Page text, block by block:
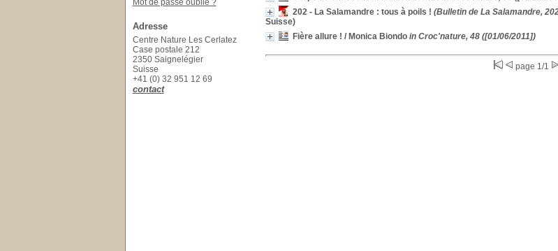
202 - La Salamandre : tous à poils ! (Bulletin de La Salamandre,
Suisse)
Fière allure ! / Monica Biondo in Croc'nature, 48 ([01/06/2011])
page 1/1
Mot de passe oublié ?
Adresse
Centre Nature Les Cerlatez
Case postale 212
2350 Saignelégier
Suisse
+41 (0) 32 951 12 69
contact